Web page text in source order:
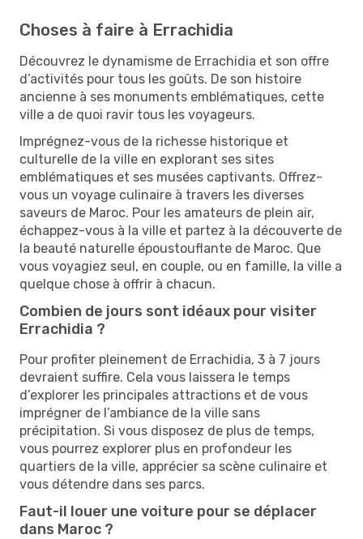
Choses à faire à Errachidia
Découvrez le dynamisme de Errachidia et son offre
d’activités pour tous les goûts. De son histoire
ancienne à ses monuments emblématiques, cette
ville a de quoi ravir tous les voyageurs.
Imprégnez-vous de la richesse historique et
culturelle de la ville en explorant ses sites
emblématiques et ses musées captivants. Offrez-
vous un voyage culinaire à travers les diverses
saveurs de Maroc. Pour les amateurs de plein air,
échappez-vous à la ville et partez à la découverte de
la beauté naturelle époustouflante de Maroc. Que
vous voyagiez seul, en couple, ou en famille, la ville a
quelque chose à offrir à chacun.
Combien de jours sont idéaux pour visiter
Errachidia ?
Pour profiter pleinement de Errachidia, 3 à 7 jours
devraient suffire. Cela vous laissera le temps
d’explorer les principales attractions et de vous
imprégner de l’ambiance de la ville sans
précipitation. Si vous disposez de plus de temps,
vous pourrez explorer plus en profondeur les
quartiers de la ville, apprécier sa scène culinaire et
vous détendre dans ses parcs.
Faut-il louer une voiture pour se déplacer
dans Maroc ?